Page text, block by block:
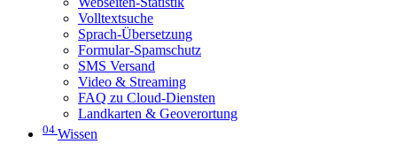
Volltextsuche
Sprach-Übersetzung
Formular-Spamschutz
SMS Versand
Video & Streaming
FAQ zu Cloud-Diensten
Landkarten & Geoverortung
04 Wissen